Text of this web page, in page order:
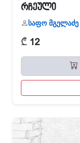
რჩეული
საფო მგელაძე
₾ 12